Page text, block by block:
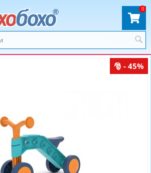
0
- 45%